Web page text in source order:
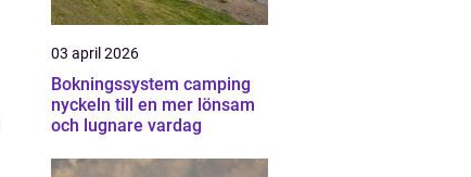
03 april 2026
Bokningssystem camping
nyckeln till en mer lönsam
och lugnare vardag